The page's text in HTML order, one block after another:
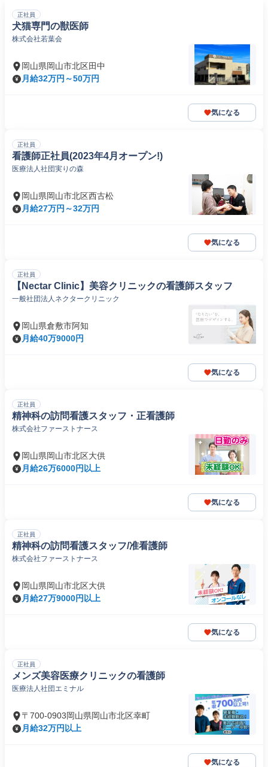
正社員
犬猫専門の獣医師
株式会社若葉会
岡山県岡山市北区田中
月給32万円～50万円
気になる
正社員
看護師正社員(2023年4月オープン!)
医療法人社団実りの森
岡山県岡山市北区西古松
月給27万円～32万円
気になる
正社員
【Nectar Clinic】美容クリニックの看護師スタッフ
一般社団法人ネクタークリニック
岡山県倉敷市阿知
月給40万9000円
気になる
正社員
精神科の訪問看護スタッフ・正看護師
株式会社ファーストナース
岡山県岡山市北区大供
月給26万6000円以上
気になる
正社員
精神科の訪問看護スタッフ/准看護師
株式会社ファーストナース
岡山県岡山市北区大供
月給27万9000円以上
気になる
正社員
メンズ美容医療クリニックの看護師
医療法人社団エミナル
〒700-0903岡山県岡山市北区幸町
月給32万円以上
気になる